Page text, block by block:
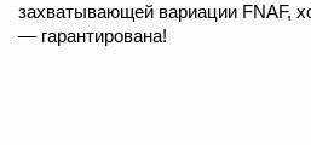
захватывающей вариации FNAF,
— гарантирована!